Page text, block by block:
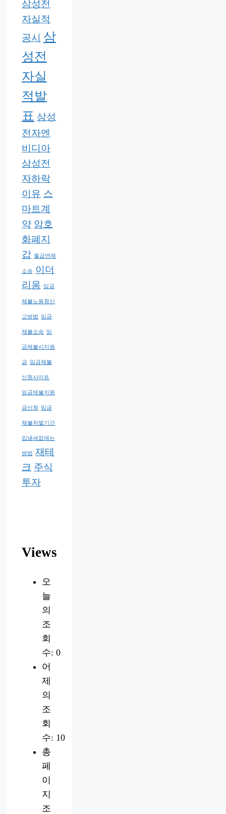
삼성전
자실적
공시
삼
성전
자실
적발
표 삼성
전자엔
비디아
삼성전
자하락
이유 스
마트계
약 암호
화폐지
갑 월급연체
소송
이더
리움
임금
체불노동청신
고방법 임금
체불소송 임
금체불시지원
금 임금체불
신청사이트
임금체불지원
금신청 임금
체불처벌기간
입냄새없애는
방법 재테
크 주식
투자
Views
오
늘
의
조
회
수: 0
어
제
의
조
회
수: 10
총
페
이
지
조